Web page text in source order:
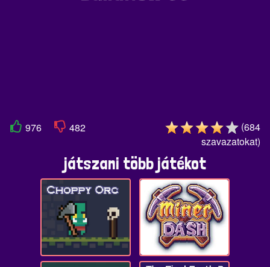
976 482 (684
szavazatokat)
játszani több játékot